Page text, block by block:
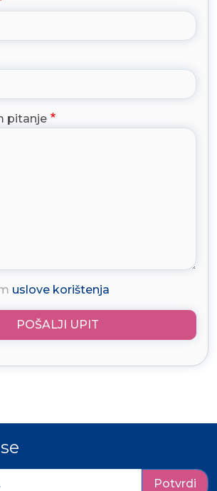
pitanje
uslove korištenja
POŠALJI UPIT
Potvrdi